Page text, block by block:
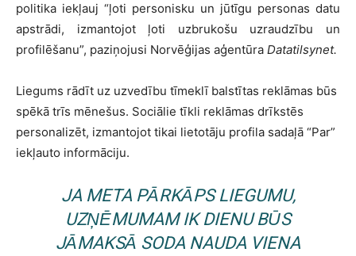
politika iekļauj “ļoti personisku un jūtīgu personas datu
apstrādi, izmantojot ļoti uzbrukošu uzraudzību un
profilēšanu”, paziņojusi Norvēģijas aģentūra Datatilsynet.
Liegums rādīt uz uzvedību tīmeklī balstītas reklāmas būs
spēkā trīs mēnešus. Sociālie tīkli reklāmas drīkstēs
personalizēt, izmantojot tikai lietotāju profila sadaļā “Par”
iekļauto informāciju.
JA METAPĀRKĀPS LIEGUMU,
UZŅĒMUMAM IK DIENU BŪS
JĀMAKSĀ SODA NAUDA VIENA